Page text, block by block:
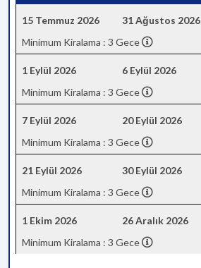
15 Temmuz 2026 31 Ağustos 2026
Minimum Kiralama : 3 Gece
1 Eylül 2026 6 Eylül 2026
Minimum Kiralama : 3 Gece
7 Eylül 2026 20 Eylül 2026
Minimum Kiralama : 3 Gece
21 Eylül 2026 30 Eylül 2026
Minimum Kiralama : 3 Gece
1 Ekim 2026 26 Aralık 2026
Minimum Kiralama : 3 Gece